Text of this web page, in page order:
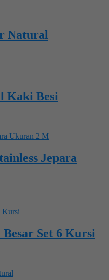
Natural
Kaki Besi
Jepara
Set 6 Kursi